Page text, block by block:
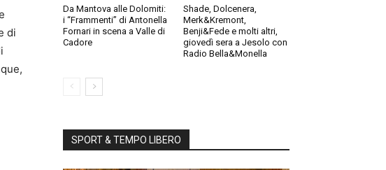
di
Da Mantova alle Dolomiti:
i “Frammenti” di Antonella
Fornari in scena a Valle di
Cadore
Shade, Dolcenera,
Merk&Kremont,
Benji&Fede e molti altri,
giovedì sera a Jesolo con
Radio Bella&Monella
SPORT & TEMPO LIBERO